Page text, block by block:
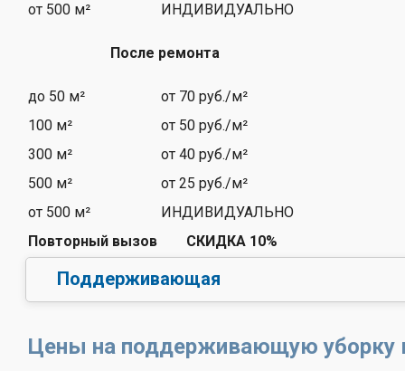
от 500 м²
ИНДИВИДУАЛЬНО
После ремонта
до 50 м²
от 70 руб./м²
100 м²
от 50 руб./м²
300 м²
от 40 руб./м²
500 м²
от 25 руб./м²
от 500 м²
ИНДИВИДУАЛЬНО
Повторный вызов
СКИДКА 10%
Поддерживающая
Цены на поддерживающую уборку